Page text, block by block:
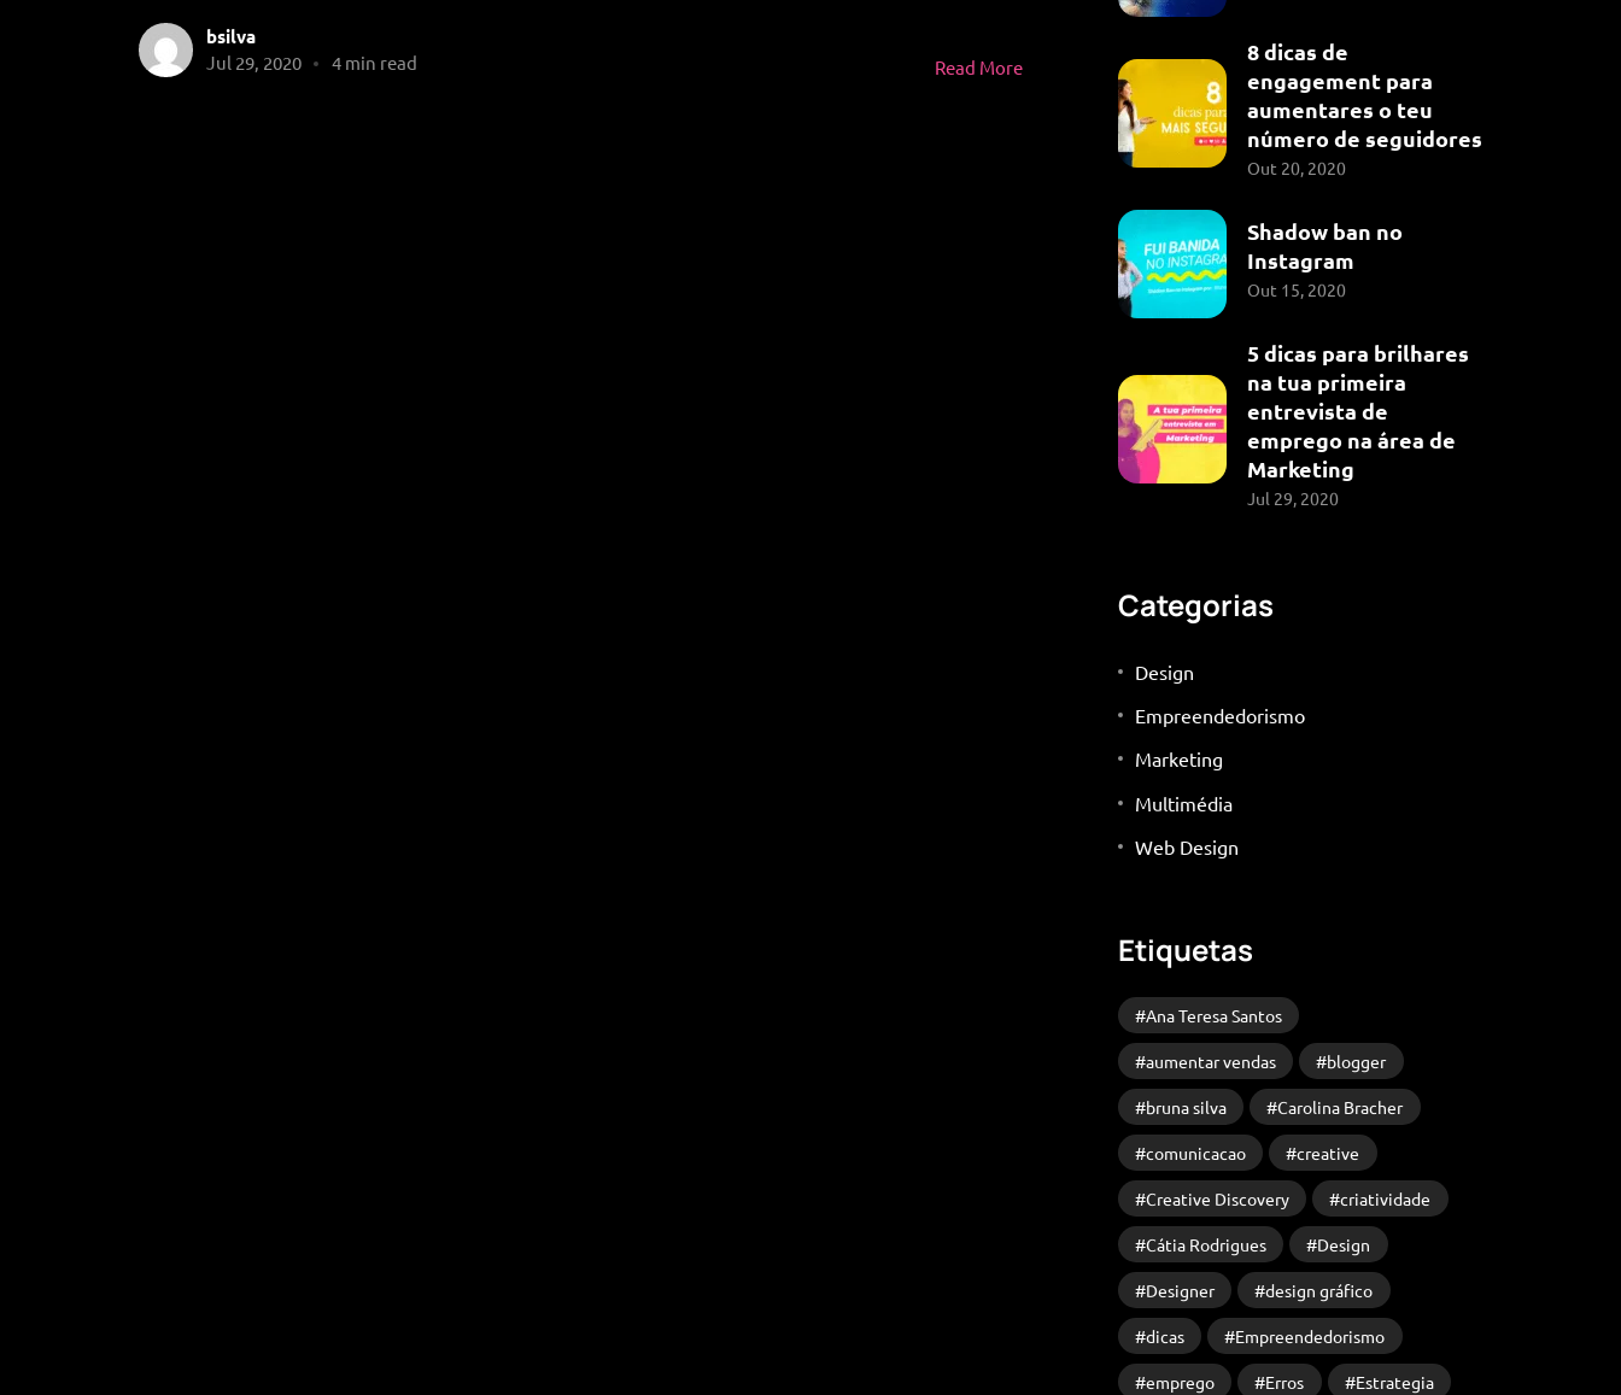
bsilva
Jul 29, 2020 4 min read Read More
8 dicas de
engagement para
aumentares o teu
número de seguidores
Out 20, 2020
Shadow ban no
Instagram
Out 15, 2020
5 dicas para brilhares
na tua primeira
entrevista de
emprego na área de
Marketing
Jul 29, 2020
Categorias
Design
Empreendedorismo
Marketing
Multimédia
Web Design
Etiquetas
Ana Teresa Santos
aumentar vendas blogger
bruna silva Carolina Bracher
comunicacao creative
Creative Discovery criatividade
Cátia Rodrigues Design
Designer design gráfico
dicas Empreendedorismo
emprego Erros Estrategia